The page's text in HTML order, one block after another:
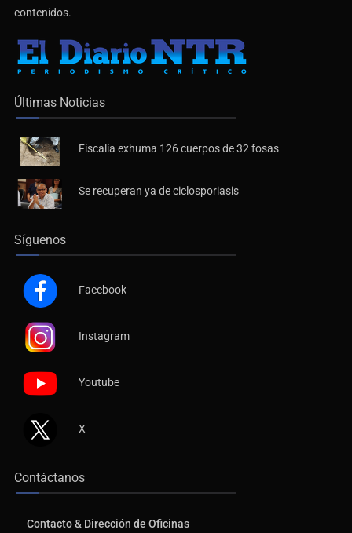
contenidos.
Últimas Noticias
Fiscalía exhuma 126 cuerpos de 32 fosas
Se recuperan ya de ciclosporiasis
Síguenos
Facebook
Instagram
Youtube
X
Contáctanos
Contacto & Dirección de Oficinas